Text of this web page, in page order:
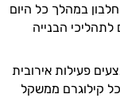
במהלך כל היום
הבנייה
פעילות אירובית
1.5 גרם חלבון על כל קילוגרם ממשקל